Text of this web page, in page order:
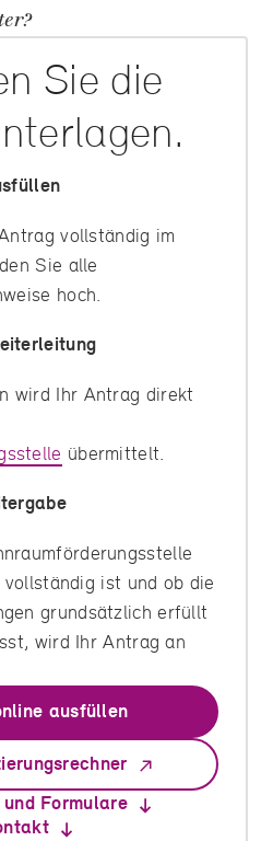
Sie die
vollständig im
Sie alle
hoch.
wird Ihr Antrag direkt
übermittelt.
ist und ob die
grundsätzlich erfüllt
wird Ihr Antrag an
ausfüllen
Formulare